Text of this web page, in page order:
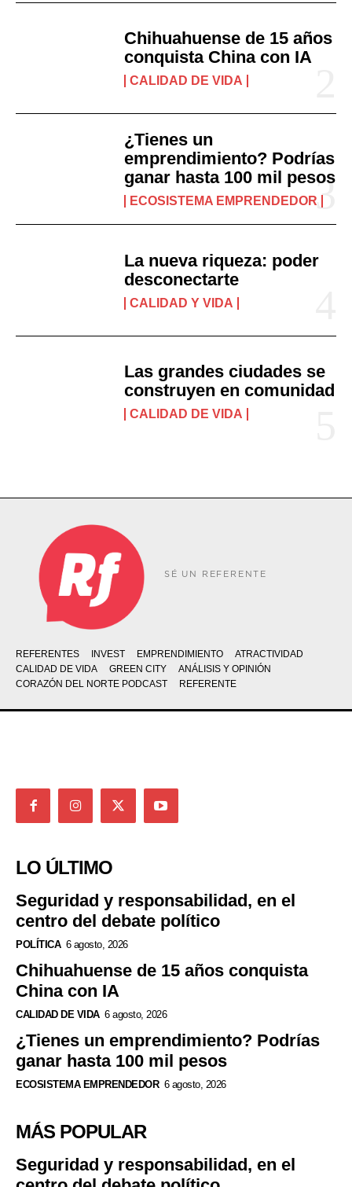
Chihuahuense de 15 años
conquista China con IA
CALIDAD DE VIDA
¿Tienes un
emprendimiento? Podrías
ganar hasta 100 mil pesos
ECOSISTEMA EMPRENDEDOR
La nueva riqueza: poder
desconectarte
CALIDAD Y VIDA
Las grandes ciudades se
construyen en comunidad
CALIDAD DE VIDA
SÉ UN REFERENTE
REFERENTES INVEST EMPRENDIMIENTO
ATRACTIVIDAD
CALIDAD DE VIDA
GREEN CITY
ANÁLISIS Y OPINIÓN
CORAZÓN DEL NORTE PODCAST
REFERENTE
LO ÚLTIMO
Seguridad y responsabilidad, en el
centro del debate político
POLÍTICA 6 agosto, 2026
Chihuahuense de 15 años conquista
China con IA
CALIDAD DE VIDA 6 agosto, 2026
¿Tienes un emprendimiento? Podrías
ganar hasta 100 mil pesos
ECOSISTEMA EMPRENDEDOR 6 agosto, 2026
MÁS POPULAR
Seguridad y responsabilidad, en el